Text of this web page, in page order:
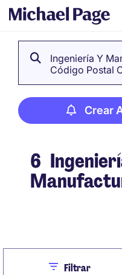
Ingeniería Y
Código Postal
Crear
6
CloseFiltrar